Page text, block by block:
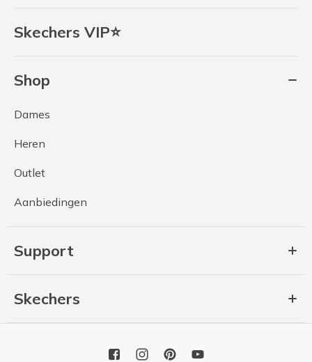
Skechers VIP⭐
Shop
Dames
Heren
Outlet
Aanbiedingen
Support
Skechers